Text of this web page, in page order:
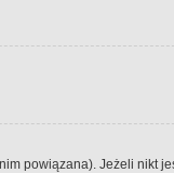
powiązana). Jeżeli nikt